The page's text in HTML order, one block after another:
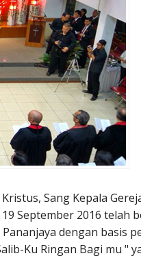
Sang Kepala
September 2016 telah
dengan basis
Ku Ringan Bagi mu "